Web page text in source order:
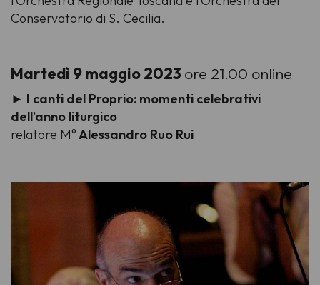
Conservatorio di S. Cecilia.
Martedì 9 maggio 2023 ore 21.00 online
► I canti del Proprio: momenti celebrativi
dell’anno liturgico
relatore M°Alessandro Ruo Rui